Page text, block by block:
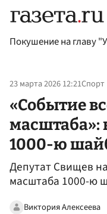
Покушение на главу
23 марта 2026 12:21Спорт
«Событие
масштаба»:
1000-ю
Депутат Свищев
масштаба 1000-ю
Виктория Алексеева